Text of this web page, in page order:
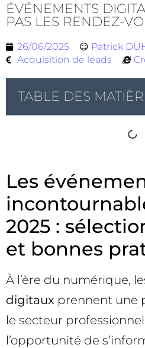
ÉVÉNEMENTS
PAS LES RENDEZ-
26/06/2025 Patrick
Acquisition de leads
TABLE DES
Les
2025 :
et bonnes
À l’ère du numérique,
digitaux prennent une
le secteur
l’opportunité de